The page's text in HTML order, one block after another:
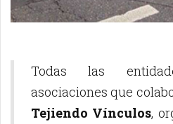
Todas las
asociaciones que
Tejiendo Vínculos,